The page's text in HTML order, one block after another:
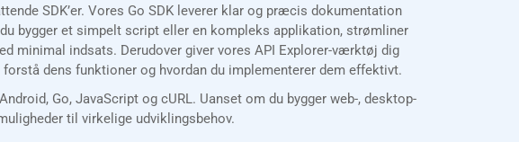
SDK’er. Vores Go SDK leverer klar og præcis dokumentation
bygger et simpelt script eller en kompleks applikation, strømliner
minimal indsats. Derudover giver vores API Explorer-værktøj dig
dens funktioner og hvordan du implementerer dem effektivt.
Go, JavaScript og cURL. Uanset om du bygger web-, desktop-
til virkelige udviklingsbehov.